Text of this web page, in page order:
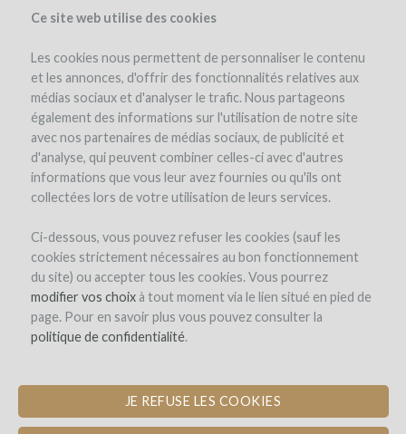
Ce site web utilise des cookies
Les cookies nous permettent de personnaliser le contenu
et les annonces, d'offrir des fonctionnalités relatives aux
médias sociaux et d'analyser le trafic. Nous partageons
également des informations sur l'utilisation de notre site
avec nos partenaires de médias sociaux, de publicité et
d'analyse, qui peuvent combiner celles-ci avec d'autres
informations que vous leur avez fournies ou qu'ils ont
collectées lors de votre utilisation de leurs services.
Ci-dessous, vous pouvez refuser les cookies (sauf les
cookies strictement nécessaires au bon fonctionnement
du site) ou accepter tous les cookies. Vous pourrez
modifier vos choixà tout moment via le lien situé en pied de
page. Pour en savoir plus vous pouvez consulter la
politique de confidentialité.
JE REFUSE LES COOKIES
CHAMPAGNE BALINCOURT
REHABILITATION OF UNDERGROUND
CHALK PITS - UNESCO WORLD
HERITAGE SITE
Expert opinion Pay-back in Wine Updates (0)